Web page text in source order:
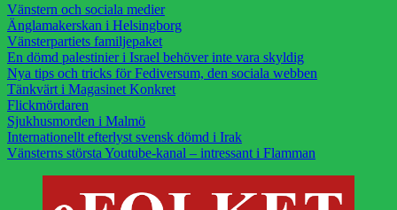
Vänstern och sociala medier
Änglamakerskan i Helsingborg
Vänsterpartiets familjepaket
En dömd palestinier i Israel behöver inte vara skyldig
Nya tips och tricks för Fediversum, den sociala webben
Tänkvärt i Magasinet Konkret
Flickmördaren
Sjukhusmorden i Malmö
Internationellt efterlyst svensk dömd i Irak
Vänsterns största Youtube-kanal – intressant i Flamman